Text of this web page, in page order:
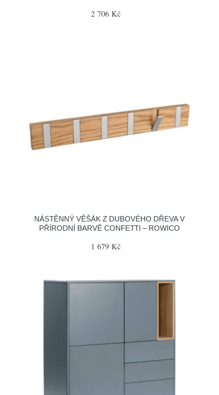
2 706 Kč
NÁSTĚNNÝ VĚŠÁK Z DUBOVÉHO DŘEVA V
PŘÍRODNÍ BARVĚ CONFETTI – ROWICO
1 679 Kč